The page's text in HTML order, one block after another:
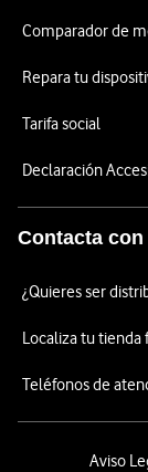
Comparador de
Repara tu
Tarifa social
Declaración
Contacta
¿Quieres ser
Localiza tu tienda
Teléfonos de
Aviso